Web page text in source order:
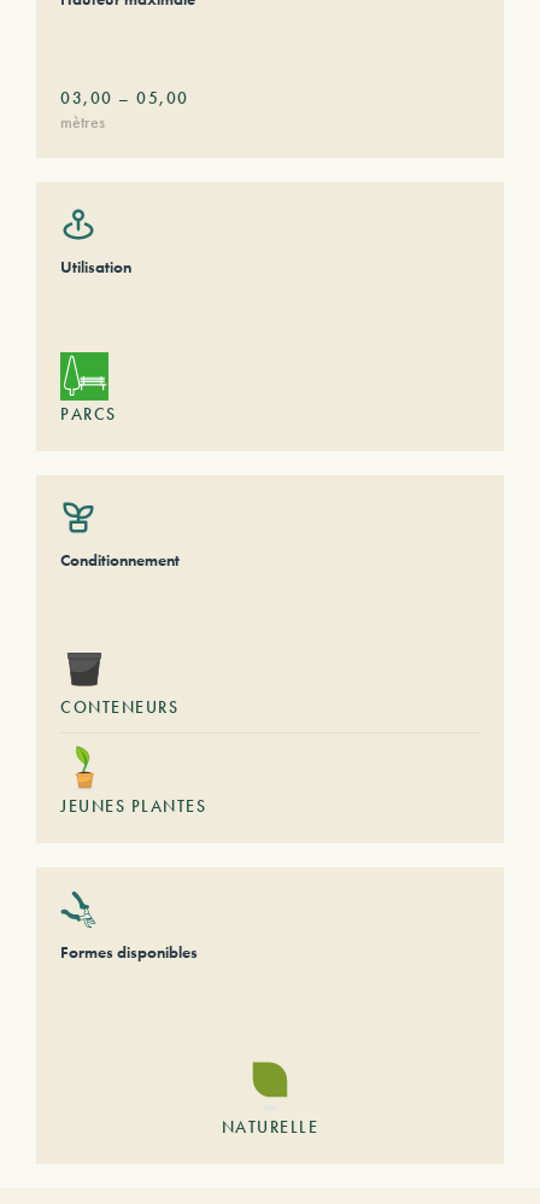
03,00 – 05,00
mètres
Utilisation
PARCS
Conditionnement
CONTENEURS
JEUNES PLANTES
Formes disponibles
NATURELLE